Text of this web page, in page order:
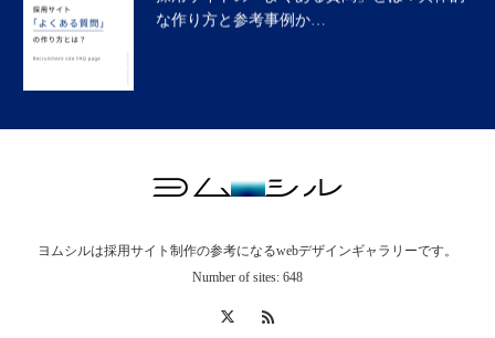
な作り方と参考事例か…
採用サイトの「データで見る〇〇」とは？具
体的な作り方と参考事…
ヨムシルは採用サイト制作の参考になるwebデザインギャラリーです。
Number of sites: 648